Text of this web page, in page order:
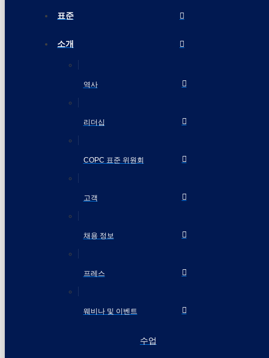
표준
소개
역사
리더십
COPC 표준 위원회
고객
채용 정보
프레스
웨비나 및 이벤트
수업